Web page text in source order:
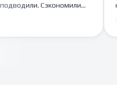
подводили. Сэкономили